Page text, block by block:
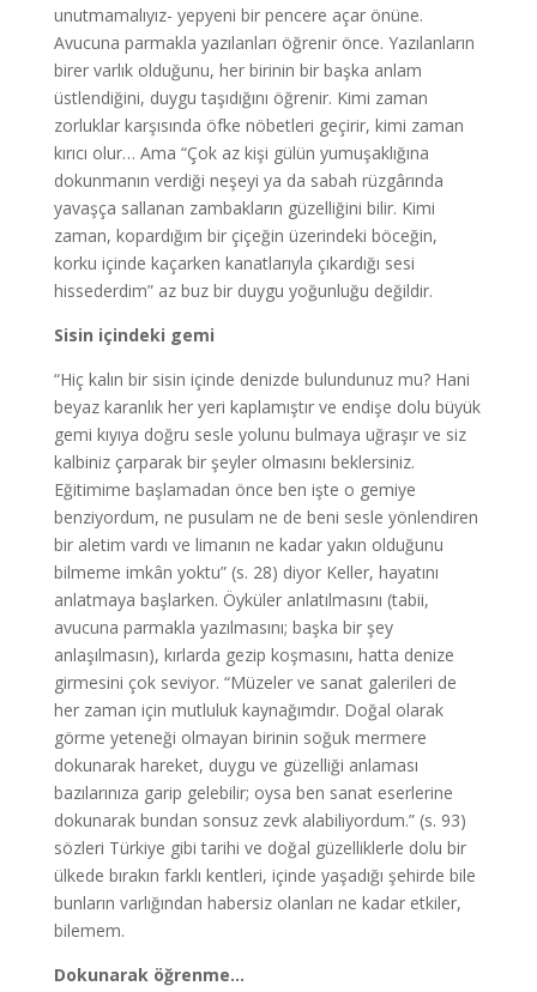
unutmamalıyız- yepyeni bir pencere açar önüne.
Avucuna parmakla yazılanları öğrenir önce. Yazılanların
birer varlık olduğunu, her birinin bir başka anlam
üstlendiğini, duygu taşıdığını öğrenir. Kimi zaman
zorluklar karşısında öfke nöbetleri geçirir, kimi zaman
kırıcı olur… Ama “Çok az kişi gülün yumuşaklığına
dokunmanın verdiği neşeyi ya da sabah rüzgârında
yavaşça sallanan zambakların güzelliğini bilir. Kimi
zaman, kopardığım bir çiçeğin üzerindeki böceğin,
korku içinde kaçarken kanatlarıyla çıkardığı sesi
hissederdim” az buz bir duygu yoğunluğu değildir.
Sisin içindeki gemi
“Hiç kalın bir sisin içinde denizde bulundunuz mu? Hani
beyaz karanlık her yeri kaplamıştır ve endişe dolu büyük
gemi kıyıya doğru sesle yolunu bulmaya uğraşır ve siz
kalbiniz çarparak bir şeyler olmasını beklersiniz.
Eğitimime başlamadan önce ben işte o gemiye
benziyordum, ne pusulam ne de beni sesle yönlendiren
bir aletim vardı ve limanın ne kadar yakın olduğunu
bilmeme imkân yoktu” (s. 28) diyor Keller, hayatını
anlatmaya başlarken. Öyküler anlatılmasını (tabii,
avucuna parmakla yazılmasını; başka bir şey
anlaşılmasın), kırlarda gezip koşmasını, hatta denize
girmesini çok seviyor. “Müzeler ve sanat galerileri de
her zaman için mutluluk kaynağımdır. Doğal olarak
görme yeteneği olmayan birinin soğuk mermere
dokunarak hareket, duygu ve güzelliği anlaması
bazılarınıza garip gelebilir; oysa ben sanat eserlerine
dokunarak bundan sonsuz zevk alabiliyordum.” (s. 93)
sözleri Türkiye gibi tarihi ve doğal güzelliklerle dolu bir
ülkede bırakın farklı kentleri, içinde yaşadığı şehirde bile
bunların varlığından habersiz olanları ne kadar etkiler,
bilemem.
Dokunarak öğrenme…